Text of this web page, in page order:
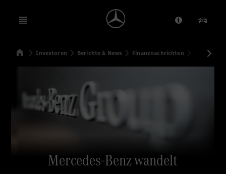
Open menu Anbieter/
SuchenStartseite
Investoren Berichte & News Finanznachrichten
Mercedes-Benz wandelt